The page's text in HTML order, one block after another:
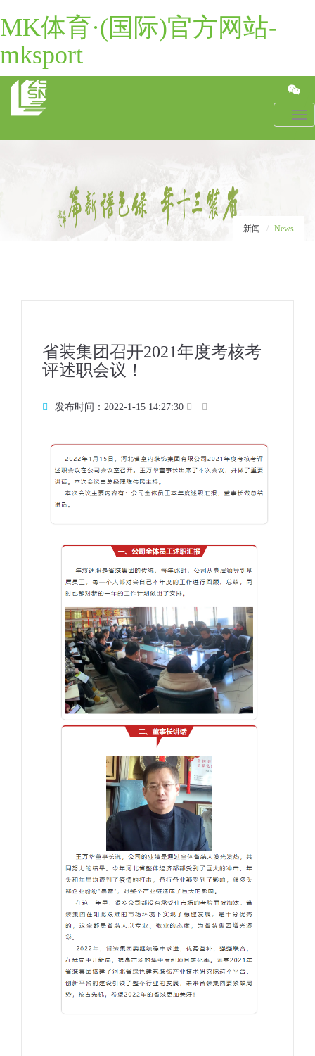
MK体育·(国际)官方网站-
mksport
新闻 News
省装集团召开2021年度考核考
评述职会议！
发布时间：2022-1-15 14:27:30